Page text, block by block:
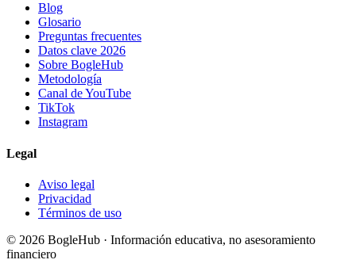
Blog
Glosario
Preguntas frecuentes
Datos clave 2026
Sobre BogleHub
Metodología
Canal de YouTube
TikTok
Instagram
Legal
Aviso legal
Privacidad
Términos de uso
© 2026 BogleHub · Información educativa, no asesoramiento
financiero